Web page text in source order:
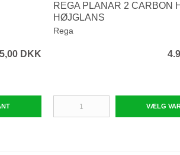
DKK
REGA PLANAR 2 CARBON
HØJGLANS
Rega
VÆLG